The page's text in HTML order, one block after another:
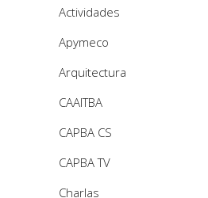
Actividades
Apymeco
Arquitectura
CAAITBA
CAPBA CS
CAPBA TV
Charlas